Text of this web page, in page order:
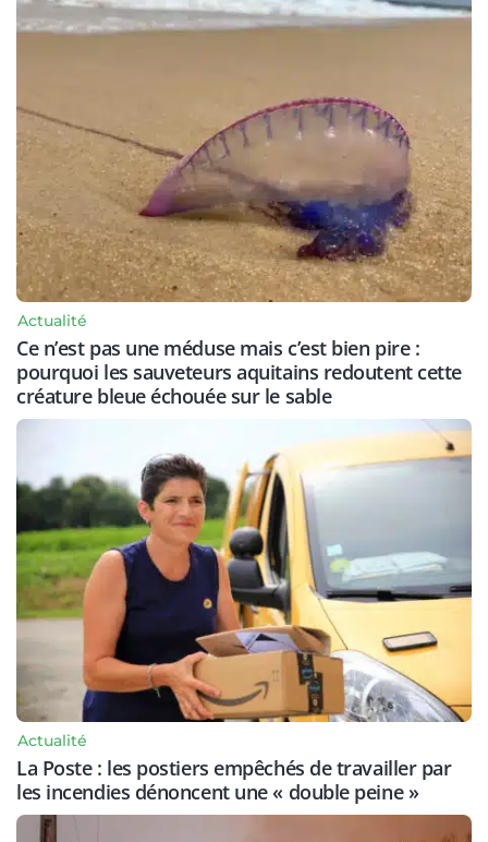
Actualité
Ce n’est pas une méduse mais c’est bien pire :
pourquoi les sauveteurs aquitains redoutent cette
créature bleue échouée sur le sable
Actualité
La Poste : les postiers empêchés de travailler par
les incendies dénoncent une « double peine »